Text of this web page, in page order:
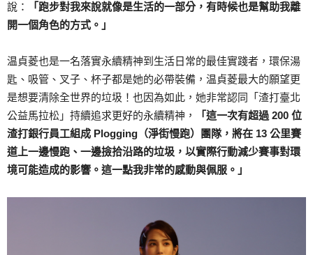
說：
「跑步對我來說就像是生活的一部分，有時候也是幫助我離
開一個角色的方式。」
温貞菱也是一名落實永續精神到生活日常的最佳實踐者，環保湯
匙、吸管、叉子、杯子都是她的必帶裝備，温貞菱最大的願望更
是想要清除全世界的垃圾！也因為如此，她非常認同「渣打臺北
公益馬拉松」持續追求更好的永續精神，
「這一次有超過 200 位
渣打銀行員工組成 Plogging（淨街慢跑）團隊，將在 13 公里賽
道上一邊慢跑、一邊撿拾沿路的垃圾，以實際行動減少賽事對環
境可能造成的影響。這一點我非常的感動與佩服。」